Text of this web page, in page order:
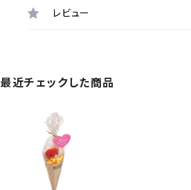
レビュー
最近チェックした商品